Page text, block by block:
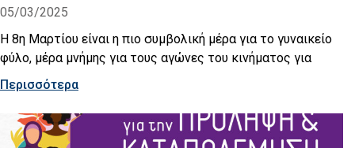
05/03/2025
Η 8η Μαρτίου είναι η πιο συμβολική μέρα για το γυναικείο
φύλο, μέρα μνήμης για τους αγώνες του κινήματος για
Περισσότερα